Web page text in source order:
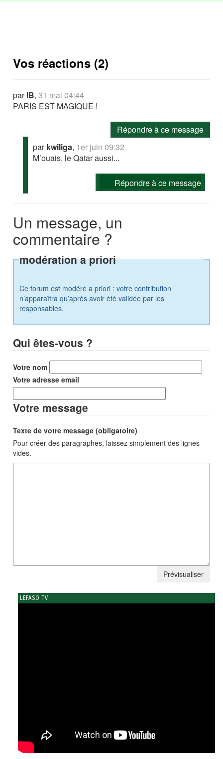
Vos réactions (2)
parIB,31 mai 04:44
PARIS EST MAGIQUE !
Répondre à ce message
parkwiliga, 1er juin 09:32
M’ouais, le Qatar aussi...
Répondre à ce message
Un message, un
commentaire ?
modération a priori
Ce forum est modéré a priori : votre contribution
n’apparaîtra qu’après avoir été validée par les
responsables.
Qui êtes-vous ?
Votre nom
Votre adresse email
Votre message
Texte de votre message (obligatoire)
Pour créer des paragraphes, laissez simplement des lignes
vides.
LEFASO TV